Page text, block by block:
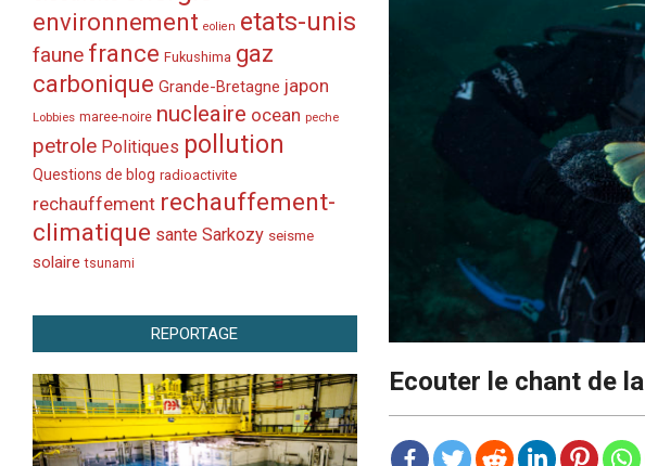
Ecouter le chant de
environnement eolien etats-unis
faune france Fukushima gaz
carbonique Grande-Bretagne japon
Lobbies maree-noire nucleaire ocean peche
petrole Politiques pollution
Questions de blog radioactivite
rechauffement rechauffement-
climatique sante Sarkozy seisme
solaire tsunami
REPORTAGE